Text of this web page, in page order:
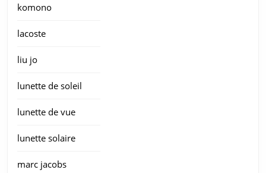
komono
lacoste
liu jo
lunette de soleil
lunette de vue
lunette solaire
marc jacobs